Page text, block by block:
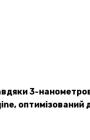
3-
оптимізований